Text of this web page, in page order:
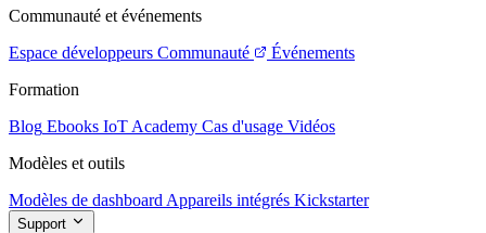
Communauté et événements
Espace développeurs Communauté
Événements
Formation
Blog Ebooks IoT Academy Cas d'usage Vidéos
Modèles et outils
Modèles de dashboard Appareils intégrés Kickstarter
Support